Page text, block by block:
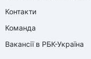
Контакти
Команда
Вакансії в РБК-Україна